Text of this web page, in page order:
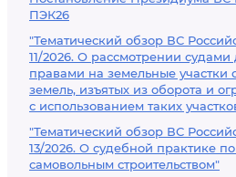
ПЭК26
"Тематический обзор ВС
11/2026. О рассмотрении судами
правами на земельные участки
земель, изъятых из оборота и
с использованием таких
"Тематический обзор ВС
13/2026. О судебной практике
самовольным строительством"